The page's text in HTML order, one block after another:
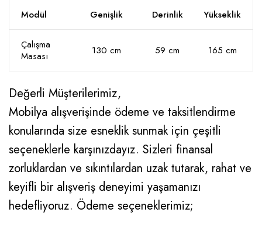
Modül
Genişlik Derinlik Yükseklik
Çalışma
Masası
130 cm 59 cm 165 cm
Değerli Müşterilerimiz,
Mobilya alışverişinde ödeme ve taksitlendirme
konularında size esneklik sunmak için çeşitli
seçeneklerle karşınızdayız. Sizleri finansal
zorluklardan ve sıkıntılardan uzak tutarak, rahat ve
keyifli bir alışveriş deneyimi yaşamanızı
hedefliyoruz. Ödeme seçeneklerimiz;